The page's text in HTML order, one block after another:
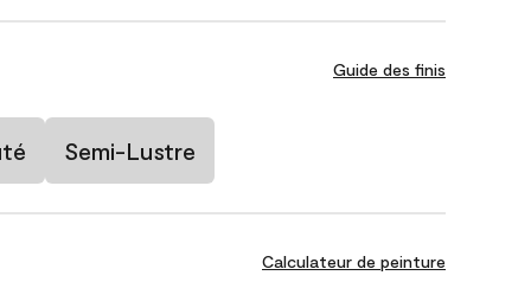
Guide des finis
Semi-Lustre
Calculateur de peinture